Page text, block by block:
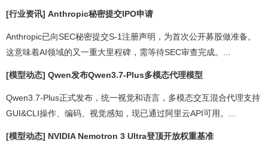
[行业资讯] Anthropic秘密提交IPO申请
Anthropic已向SEC秘密提交S-1注册声明，为首次公开募股做准备。
这意味着AI领域的又一重大里程碑，需等待SEC审查完成。...
[模型动态] Qwen发布Qwen3.7-Plus多模态代理模型
Qwen3.7-Plus正式发布，统一视觉和语言，多模态交互混合代理支持
GUI&CLI操作、编码、视觉感知，现已通过阿里云API可用。...
[模型动态] NVIDIA Nemotron 3 Ultra登顶开放权重基准